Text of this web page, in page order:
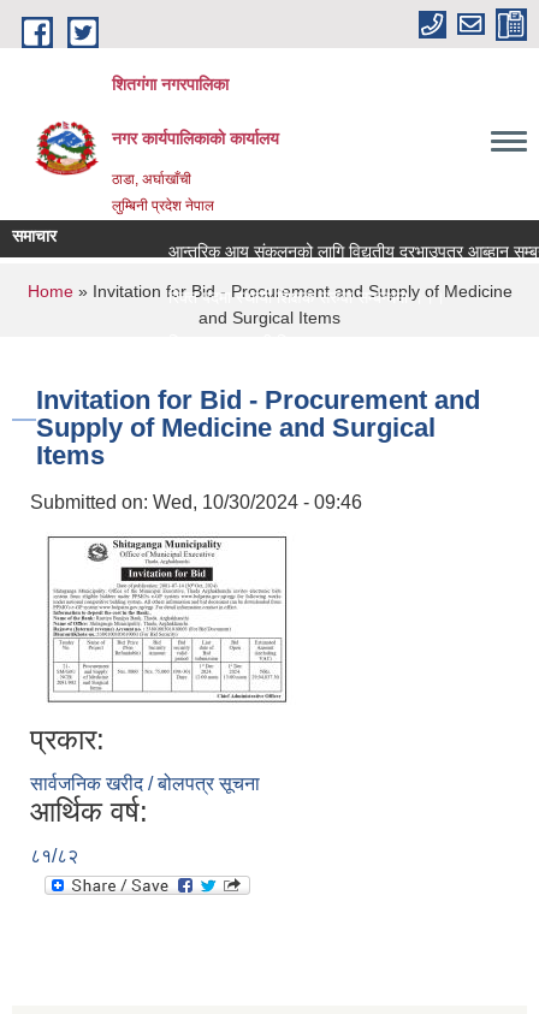
Skip to main content
शितगंगा नगरपालिका
नगर कार्यपालिकाकाे कार्यालय
ठाडा, अर्घाखाँची
लुम्बिनी प्रदेश नेपाल
समाचार
आन्तरिक आय संकलनको लागि विद्युतीय दरभाउपत्र आब्हान
रिक्त पदमा स्थायी शिक्षक सरुवा सम्बन्धमा ।।।
You are here
Home» Invitation for Bid - Procurement and Supply of Medicine
and Surgical Items
Invitation for Bid - Procurement and
Supply of Medicine and Surgical
Items
Submitted on: Wed, 10/30/2024 - 09:46
प्रकार:
सार्वजनिक खरीद / बोलपत्र सूचना
आर्थिक वर्ष:
८१/८२